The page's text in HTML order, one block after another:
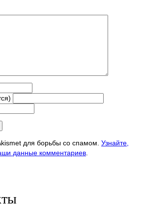
для борьбы со спамом. Узнайте,
данные комментариев